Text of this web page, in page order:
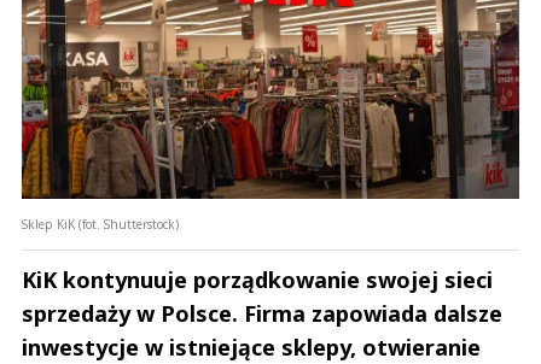
Sklep KiK (fot. Shutterstock)
KiK kontynuuje porządkowanie swojej sieci
sprzedaży w Polsce. Firma zapowiada dalsze
inwestycje w istniejące sklepy, otwieranie